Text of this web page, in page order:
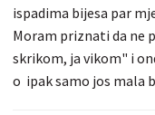
ispadima bijesa par
Moram priznati da ne
skrikom, ja vikom" i
o ipak samo jos mala